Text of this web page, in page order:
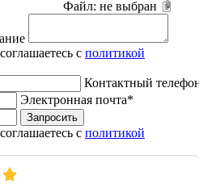
Файл: не выбран
с политикой
Контактный
Электронная почта*
Запросить
с политикой